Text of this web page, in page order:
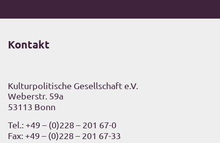
Kontakt
Kulturpolitische Gesellschaft e.V.
Weberstr. 59a
53113 Bonn
Tel.: +49 – (0)228 – 201 67-0
Fax: +49 – (0)228 – 201 67-33